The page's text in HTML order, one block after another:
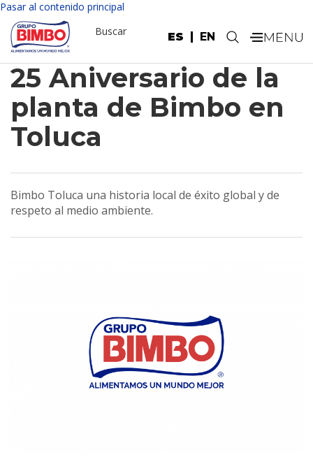
Pasar al contenido principal
ES EN
Buscar .
25 Aniversario de la
planta de Bimbo en
Toluca
Bimbo Toluca una historia local de éxito global y de
respeto al medio ambiente.